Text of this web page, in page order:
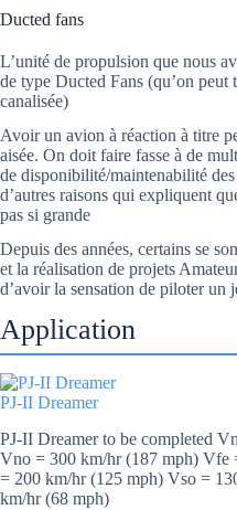
Ducted fans
L’unité de propulsion que nous
de type Ducted Fans (qu’on peut
canalisée)
Avoir un avion à réaction à titre
aisée. On doit faire fasse à de
de disponibilité/maintenabilité
d’autres raisons qui expliquent
pas si grande
Depuis des années, certains se
et la réalisation de projets
d’avoir la sensation de piloter un
Application
PJ-II Dreamer
PJ-II Dreamer to be completed
Vno = 300 km/hr (187 mph) Vfe
= 200 km/hr (125 mph) Vso =
km/hr (68 mph)